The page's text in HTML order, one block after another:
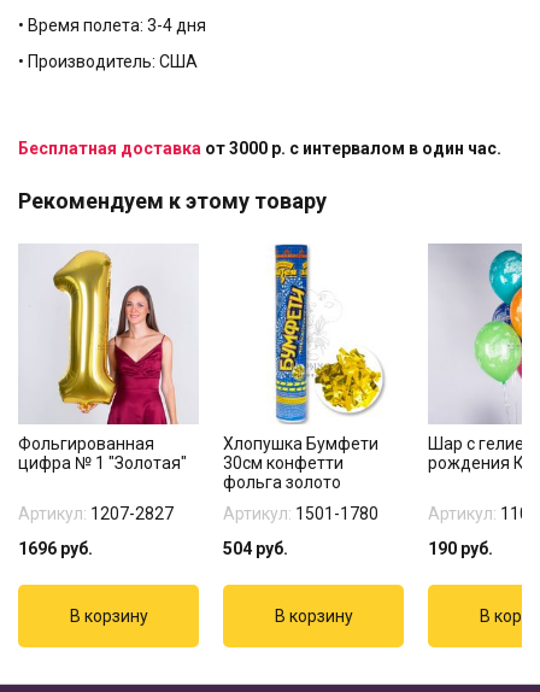
• Время полета: 3-4 дня
• Производитель: США
Бесплатная доставка от 3000 р. с интервалом в один час.
Рекомендуем к этому товару
Фольгированная
цифра № 1 "Золотая"
Артикул: 1207-2827
1696 руб.
Хлопушка Бумфети
30см конфетти
фольга золото
Артикул: 1501-1780
504 руб.
Шар с
рождения
Артикул:
190 руб.